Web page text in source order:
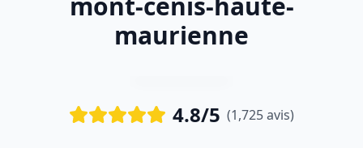
maurienne
4.8/5 (1,725 avis)